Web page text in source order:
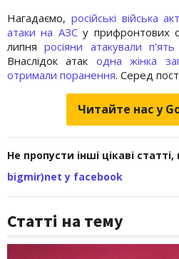
Нагадаємо, російські війська
атаки на АЗСу прифронтових
липняросіяни атакували
Внаслідок атак одна жінка
отримали поранення. Серед
Читайте нас у
Не пропусти інші цікаві
bigmir)net у facebook
Статті на тему